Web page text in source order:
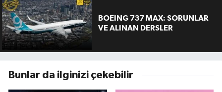
BOEING 737 MAX: SORUNLAR
VE ALINAN DERSLER
Bunlar da ilginizi çekebilir